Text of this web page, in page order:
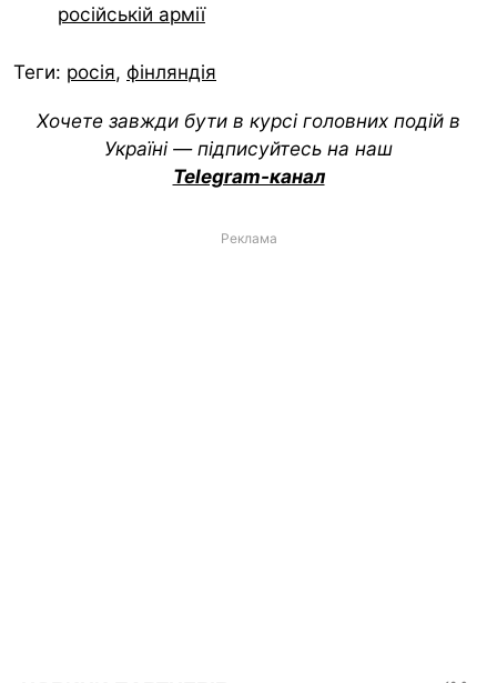
російській армії
Теги: росія, фінляндія
Хочете завжди бути в курсі головних подій в
Україні — підписуйтесь на наш
Telegram-канал
Реклама